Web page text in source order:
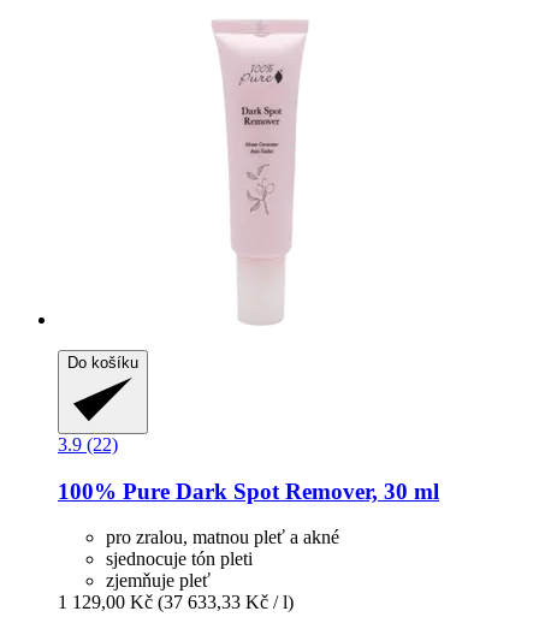
Do košíku
3.9 (22)
100% Pure Dark Spot Remover, 30 ml
pro zralou, matnou pleť a akné
sjednocuje tón pleti
zjemňuje pleť
1 129,00 Kč (37 633,33 Kč / l)